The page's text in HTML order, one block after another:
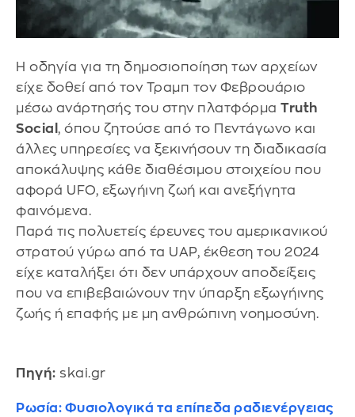
Η οδηγία για τη δημοσιοποίηση των αρχείων
είχε δοθεί από τον Τραμπ τον Φεβρουάριο
μέσω ανάρτησής του στην πλατφόρμα Truth
Social , όπου ζητούσε από το Πεντάγωνο και
άλλες υπηρεσίες να ξεκινήσουν τη διαδικασία
αποκάλυψης κάθε διαθέσιμου στοιχείου που
αφορά UFO, εξωγήινη ζωή και ανεξήγητα
φαινόμενα.
Παρά τις πολυετείς έρευνες του αμερικανικού
στρατού γύρω από τα UAP, έκθεση του 2024
είχε καταλήξει ότι δεν υπάρχουν αποδείξεις
που να επιβεβαιώνουν την ύπαρξη εξωγήινης
ζωής ή επαφής με μη ανθρώπινη νοημοσύνη.
Πηγή: skai.gr
Ρωσία: Φυσιολογικά τα επίπεδα ραδιενέργειας